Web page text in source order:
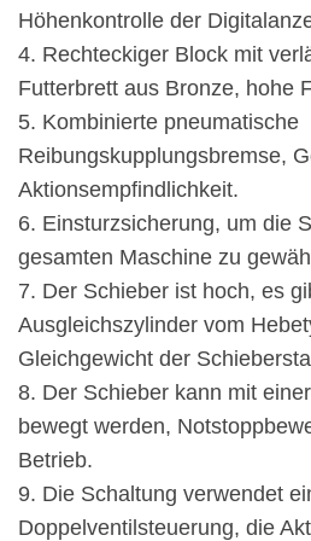
Höhenkontrolle der
4. Rechteckiger Block mit
Futterbrett aus Bronze, hohe
5. Kombinierte pneumatische
Reibungskupplungsbremse,
Aktionsempfindlichkeit.
6. Einsturzsicherung, um die
gesamten Maschine zu
7. Der Schieber ist hoch, es
Ausgleichszylinder vom
Gleichgewicht der
8. Der Schieber kann mit
bewegt werden,
Betrieb.
9. Die Schaltung verwendet
Doppelventilsteuerung, die